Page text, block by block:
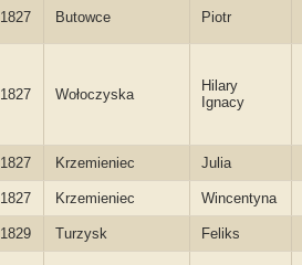
1827 Butowce Piotr
1827 Wołoczyska
Hilary
Ignacy
1827 Krzemieniec Julia
1827 Krzemieniec Wincentyna
1829 Turzysk Feliks